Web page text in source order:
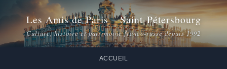
Les Amis de Paris – Saint-Pétersbourg
Culture, histoire et patrimoine franco-russe depuis 1992
ACCUEIL